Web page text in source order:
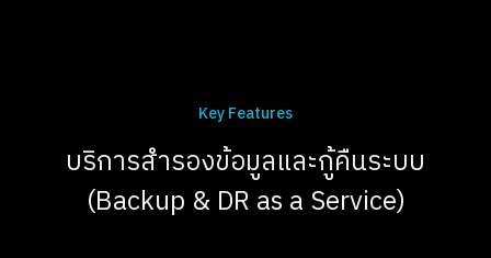
Key Features
บริการสำรองข้อมูลและกู้คืนระบบ
(Backup & DR as a Service)